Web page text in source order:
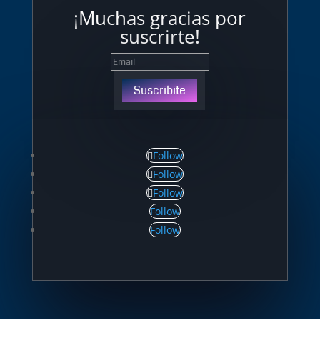
¡Muchas gracias por
suscrirte!
Suscribite
Follow
Follow
Follow
Follow
Follow